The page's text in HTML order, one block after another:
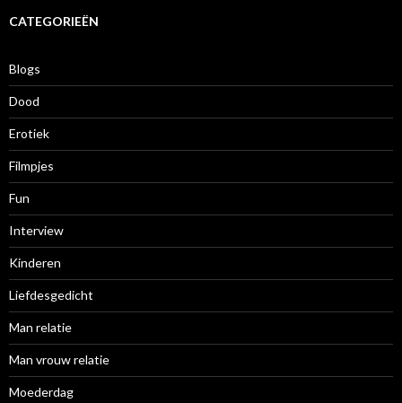
iCATEGORIEËN
Blogs
Dood
Erotiek
Filmpjes
Fun
Interview
Kinderen
Liefdesgedicht
Man relatie
Man vrouw relatie
Moederdag